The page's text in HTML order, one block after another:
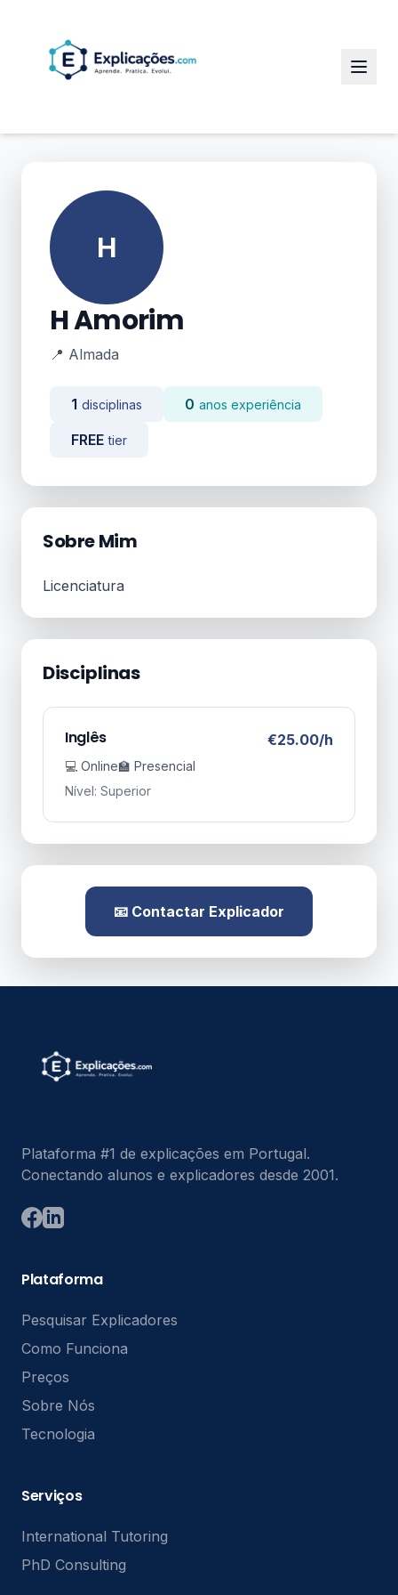
H
H Amorim
📍 Almada
1 disciplinas 0 anos experiência
FREE tier
Sobre Mim
Licenciatura
Disciplinas
Inglês €25.00/h
💻 Online🏫 Presencial
Nível: Superior
📧 Contactar Explicador
Plataforma #1 de explicações em Portugal.
Conectando alunos e explicadores desde 2001.
Plataforma
Pesquisar Explicadores
Como Funciona
Preços
Sobre Nós
Tecnologia
Serviços
International Tutoring
PhD Consulting